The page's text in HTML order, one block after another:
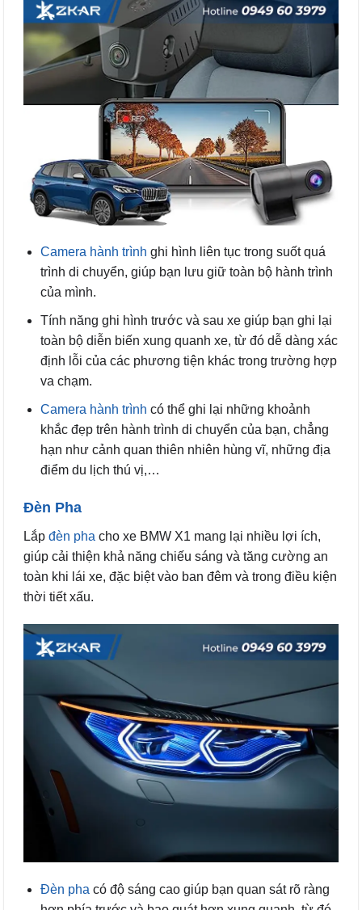
Camera hành trình ghi hình liên tục trong suốt quá
trình di chuyển, giúp bạn lưu giữ toàn bộ hành trình
của mình.
Tính năng ghi hình trước và sau xe giúp bạn ghi lại
toàn bộ diễn biến xung quanh xe, từ đó dễ dàng xác
định lỗi của các phương tiện khác trong trường hợp
va chạm.
Camera hành trình có thể ghi lại những khoảnh
khắc đẹp trên hành trình di chuyển của bạn, chẳng
hạn như cảnh quan thiên nhiên hùng vĩ, những địa
điểm du lịch thú vị,…
Đèn Pha
Lắp đèn pha cho xe BMW X1 mang lại nhiều lợi ích,
giúp cải thiện khả năng chiếu sáng và tăng cường an
toàn khi lái xe, đặc biệt vào ban đêm và trong điều kiện
thời tiết xấu.
Đèn pha có độ sáng cao giúp bạn quan sát rõ ràng